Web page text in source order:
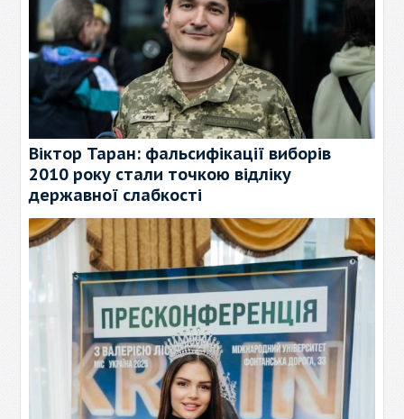
Віктор Таран: фальсифікації виборів
2010 року стали точкою відліку
державної слабкості